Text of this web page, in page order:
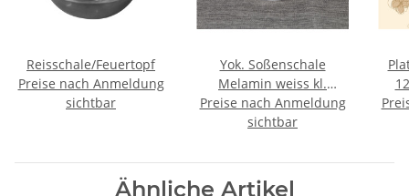
Reisschale/Feuertopf
Preise nach Anmeldung
sichtbar
Yok. Soßenschale
Melamin weiss kl.
ca.8,4x1,4cm
Preise nach Anmeldung
sichtbar
Ähnliche Artikel